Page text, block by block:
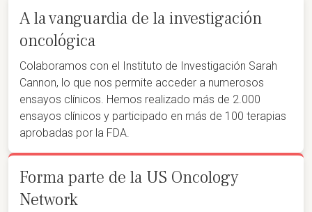
A la vanguardia de la investigación
oncológica
Colaboramos con el Instituto de Investigación Sarah
Cannon, lo que nos permite acceder a numerosos
ensayos clínicos. Hemos realizado más de 2.000
ensayos clínicos y participado en más de 100 terapias
aprobadas por la FDA.
Forma parte de la US Oncology
Network